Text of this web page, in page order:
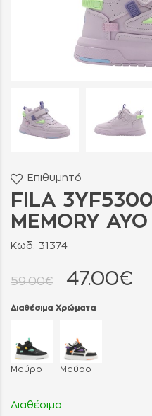
Επιθυμητό
FILA
MEMORY
Κωδ. 31374
59.00€ 47.00€
Διαθέσιμα Χρώματα
Μαύρο Μαύρο
Διαθέσιμο